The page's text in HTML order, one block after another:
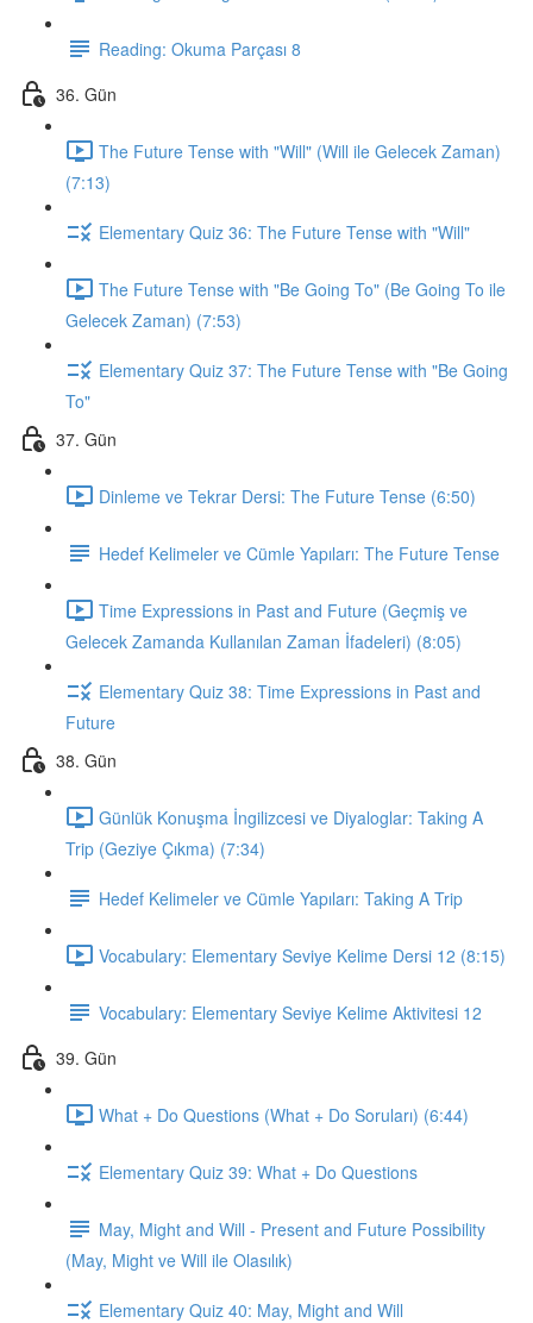
Reading: Okuma Parçası 8
36. Gün
The Future Tense with "Will" (Will ile Gelecek Zaman)
(7:13)
Elementary Quiz 36: The Future Tense with "Will"
The Future Tense with "Be Going To" (Be Going To ile
Gelecek Zaman) (7:53)
Elementary Quiz 37: The Future Tense with "Be Going
To"
37. Gün
Dinleme ve Tekrar Dersi: The Future Tense (6:50)
Hedef Kelimeler ve Cümle Yapıları: The Future Tense
Time Expressions in Past and Future (Geçmiş ve
Gelecek Zamanda Kullanılan Zaman İfadeleri) (8:05)
Elementary Quiz 38: Time Expressions in Past and
Future
38. Gün
Günlük Konuşma İngilizcesi ve Diyaloglar: Taking A
Trip (Geziye Çıkma) (7:34)
Hedef Kelimeler ve Cümle Yapıları: Taking A Trip
Vocabulary: Elementary Seviye Kelime Dersi 12 (8:15)
Vocabulary: Elementary Seviye Kelime Aktivitesi 12
39. Gün
What + Do Questions (What + Do Soruları) (6:44)
Elementary Quiz 39: What + Do Questions
May, Might and Will - Present and Future Possibility
(May, Might ve Will ile Olasılık)
Elementary Quiz 40: May, Might and Will